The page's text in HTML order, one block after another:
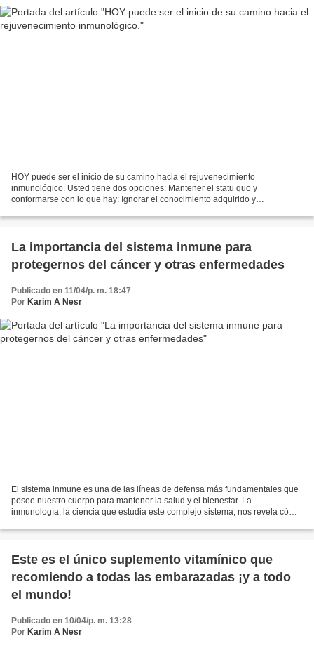
HOY puede ser el inicio de su camino hacia el rejuvenecimiento
inmunológico. Usted tiene dos opciones: Mantener el statu quo y
conformarse con lo que hay: Ignorar el conocimiento adquirido y
La importancia del sistema inmune para
protegernos del cáncer y otras enfermedades
Publicado en 11/04/p. m. 18:47
Por Karim A Nesr
El sistema inmune es una de las líneas de defensa más fundamentales que
posee nuestro cuerpo para mantener la salud y el bienestar. La
inmunología, la ciencia que estudia este complejo sistema, nos revela cómo
Este es el único suplemento vitamínico que
recomiendo a todas las embarazadas ¡y a todo
el mundo!
Publicado en 10/04/p. m. 13:28
Por Karim A Nesr